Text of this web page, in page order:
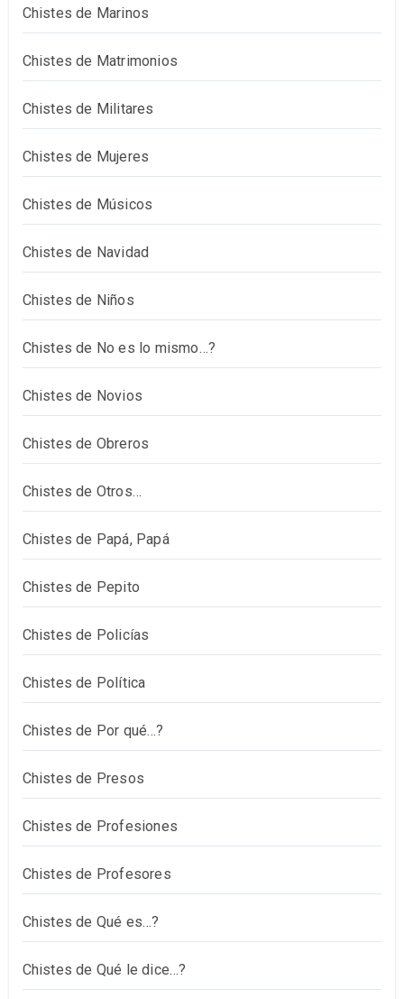
Chistes de Marinos
Chistes de Matrimonios
Chistes de Militares
Chistes de Mujeres
Chistes de Músicos
Chistes de Navidad
Chistes de Niños
Chistes de No es lo mismo…?
Chistes de Novios
Chistes de Obreros
Chistes de Otros…
Chistes de Papá, Papá
Chistes de Pepito
Chistes de Policías
Chistes de Política
Chistes de Por qué…?
Chistes de Presos
Chistes de Profesiones
Chistes de Profesores
Chistes de Qué es…?
Chistes de Qué le dice…?